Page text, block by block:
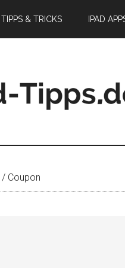
TIPPS & TRICKS IPAD
/ Coupon